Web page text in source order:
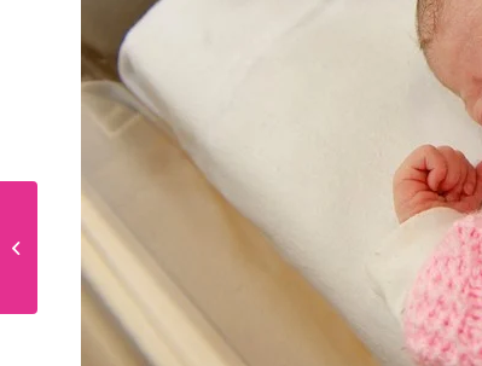
Hoe financier je een
babykamer?